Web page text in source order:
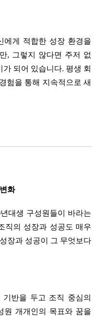
에게 적합한 성장 환경을
, 그렇지 않다면 주저 없
되어 있습니다. 평생 회
험을 통해 지속적으로 새
화
대생 구성원들이 바라는
직의 성장과 성공도 매우
장과 성공이 그 무엇보다
반을 두고 조직 중심의
원 개개인의 목표와 꿈을